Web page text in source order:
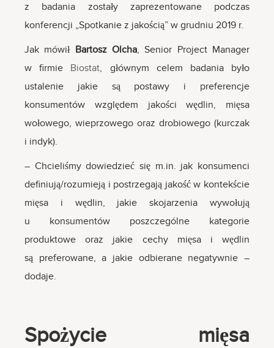
z badania zostały zaprezentowane podczas
konferencji „Spotkanie z jakością” w grudniu 2019 r.
Jak mówił Bartosz Olcha , Senior Project Manager
w firmie Biostat , głównym celem badania było
ustalenie jakie są postawy i preferencje
konsumentów względem jakości wędlin, mięsa
wołowego, wieprzowego oraz drobiowego (kurczak
i indyk).
– Chcieliśmy dowiedzieć się m.in. jak konsumenci
definiują/rozumieją i postrzegają jakość w kontekście
mięsa i wędlin, jakie skojarzenia wywołują
u konsumentów poszczególne kategorie
produktowe oraz jakie cechy mięsa i wędlin
są preferowane, a jakie odbierane negatywnie –
dodaje.
Spożycie mięsa